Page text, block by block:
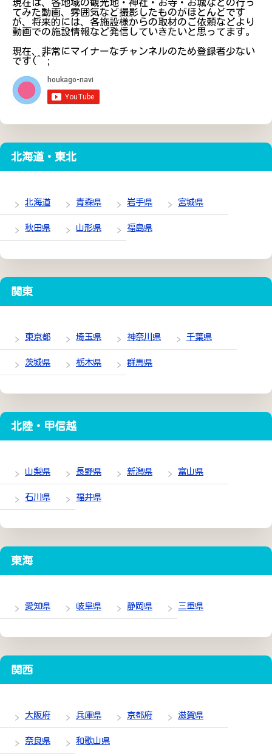
現在は、各地域の観光地・神社・お寺・お城などの行っ
てみた動画、雰囲気など撮影したものがほとんどです
が、将来的には、各施設様からの取材のご依頼などより
動画での施設情報など発信していきたいと思ってます。
現在、非常にマイナーなチャンネルのため登録者少ない
です(^^;
北海道・東北
北海道 青森県 岩手県 宮城県
秋田県 山形県 福島県
関東
東京都 埼玉県 神奈川県 千葉県
茨城県 栃木県 群馬県
北陸・甲信越
山梨県 長野県 新潟県 富山県
石川県 福井県
東海
愛知県 岐阜県 静岡県 三重県
関西
大阪府 兵庫県 京都府 滋賀県
奈良県 和歌山県